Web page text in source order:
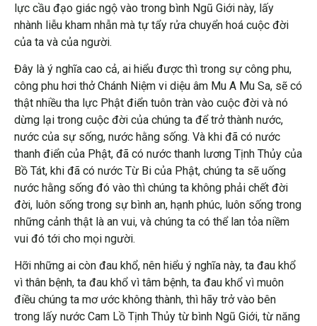
lực cầu đạo giác ngộ vào trong bình Ngũ Giới này, lấy
nhành liễu kham nhẫn mà tự tẩy rửa chuyển hoá cuộc đời
của ta và của người.
Đây là ý nghĩa cao cả, ai hiểu được thì trong sự công phu,
công phu hơi thở Chánh Niệm vi diệu âm Mu A Mu Sa, sẽ có
thật nhiều tha lực Phật điển tuôn tràn vào cuộc đời và nó
dừng lại trong cuộc đời của chúng ta để trở thành nước,
nước của sự sống, nước hằng sống. Và khi đã có nước
thanh điển của Phật, đã có nước thanh lương Tịnh Thủy của
Bồ Tát, khi đã có nước Từ Bi của Phật, chúng ta sẽ uống
nước hằng sống đó vào thì chúng ta không phải chết đời
đời, luôn sống trong sự bình an, hạnh phúc, luôn sống trong
những cảnh thật là an vui, và chúng ta có thể lan tỏa niềm
vui đó tới cho mọi người.
Hỡi những ai còn đau khổ, nên hiểu ý nghĩa này, ta đau khổ
vì thân bệnh, ta đau khổ vì tâm bệnh, ta đau khổ vì muôn
điều chúng ta mơ ước không thành, thì hãy trở vào bên
trong lấy nước Cam Lồ Tịnh Thủy từ bình Ngũ Giới, từ năng